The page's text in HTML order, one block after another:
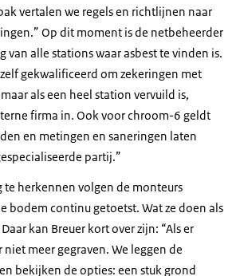
vertalen we regels en richtlijnen naar
Op dit moment is de netbeheerder
van alle stations waar asbest te vinden is.
gekwalificeerd om zekeringen met
als een heel station vervuild is,
firma in. Ook voor chroom-6 geldt
en metingen en saneringen laten
partij.”
herkennen volgen de monteurs
bodem continu getoetst. Wat ze doen als
kan Breuer kort over zijn: “Als er
meer gegraven. We leggen de
bekijken de opties: een stuk grond